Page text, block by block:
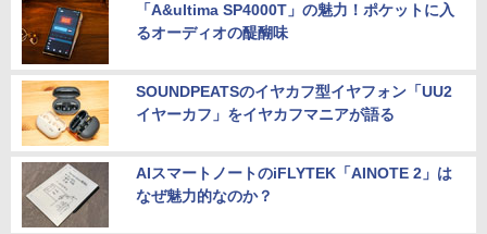
「A&ultima SP4000T」の魅力！ポケットに入
るオーディオの醍醐味
SOUNDPEATSのイヤカフ型イヤフォン「UU2
イヤーカフ」をイヤカフマニアが語る
AIスマートノートのiFLYTEK「AINOTE 2」は
なぜ魅力的なのか？